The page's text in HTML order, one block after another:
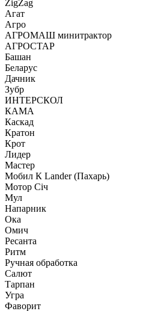
ZigZag
Агат
Агро
АГРОМАШ минитрактор
АГРОСТАР
Башан
Беларус
Дачник
Зубр
ИНТЕРСКОЛ
КАМА
Каскад
Кратон
Крот
Лидер
Мастер
Мобил К Lander (Пахарь)
Мотор Сiч
Мул
Напарник
Ока
Омич
Ресанта
Ритм
Ручная обработка
Салют
Тарпан
Угра
Фаворит